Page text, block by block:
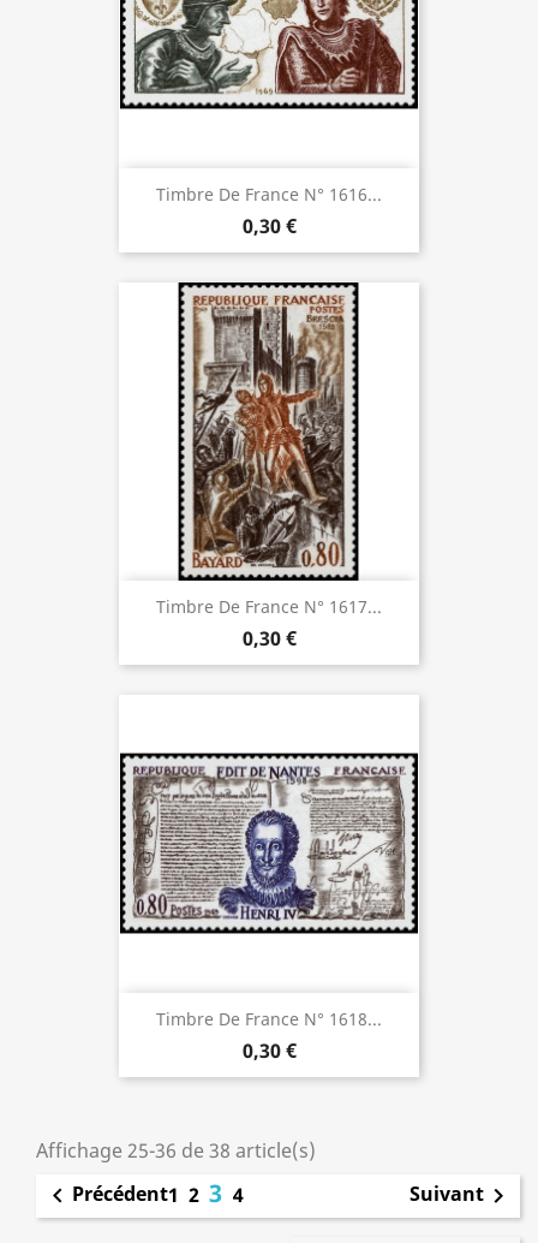
Timbre De France N° 1616...
0,30 €
Timbre De France N° 1617...
0,30 €
Timbre De France N° 1618...
0,30 €
Affichage 25-36 de 38 article(s)
 Précédent1 2 3 4 Suivant 